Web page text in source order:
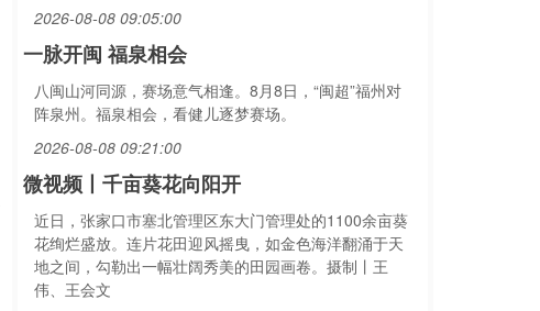
2026-08-08 09:05:00
一脉开闽 福泉相会
八闽山河同源，赛场意气相逢。8月8日，“闽超”福州对
阵泉州。福泉相会，看健儿逐梦赛场。
2026-08-08 09:21:00
微视频丨千亩葵花向阳开
近日，张家口市塞北管理区东大门管理处的1100余亩葵
花绚烂盛放。连片花田迎风摇曳，如金色海洋翻涌于天
地之间，勾勒出一幅壮阔秀美的田园画卷。摄制丨王
伟、王会文